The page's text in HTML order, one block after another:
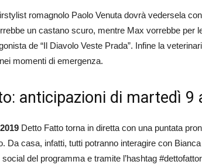
romagnolo Paolo Venuta dovrà vedersela
un castano scuro, mentre Max vorrebbe per
de “Il Diavolo Veste Prada”. Infine la
momenti di emergenza.
anticipazioni di martedì 9
Detto Fatto torna in diretta con una puntata
Da casa, infatti, tutti potranno interagire con
del programma e tramite l’hashtag